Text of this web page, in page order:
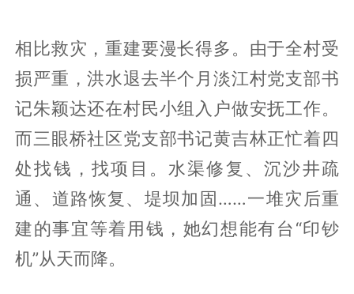
相比救灾，重建要漫长得多。由于全村受
损严重，洪水退去半个月淡江村党支部书
记朱颖达还在村民小组入户做安抚工作。
而三眼桥社区党支部书记黄吉林正忙着四
处找钱，找项目。水渠修复、沉沙井疏
通、道路恢复、堤坝加固……一堆灾后重
建的事宜等着用钱，她幻想能有台“印钞
机”从天而降。